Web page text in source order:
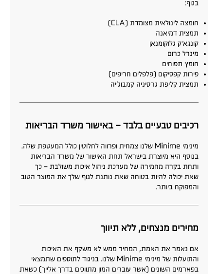
בגוף:
חומצה לינולאית מצומדת (CLA)
תמצית דמיאנה
קונגא’ק גלוקומנאן
מינרל כרום
חומץ תפוחים
פירות קפסיקום (פלפלים חריפים)
תמצית קליפת גרסיניה קמבוג'יה
רכיבים טבעיים בלבד – באישור משרד הבריאות
מינימי Minime שלנו צמחית ופרווה לחלוטין כולל המעטפת שלה.
בנוסף היא מיוצרת בישראל תחת האישור של משרד הבריאות
ותחת בקרה מחמירה של מערכת ניהול איכות משולבת – כך
שאת יכולה להיות בטוחה שאת נותנת לגוף שלך את המוצר הטוב
והמפוקח ביותר.
מחירים מנצחים, ללא תיווך
אם נאמר את האמת, המחיר ממש לא משקף את האיכות
והתועלות של מינימי Minime שלנו. בניגוד לתוספים שתמצאי
בפארמים השונים (אשר עוברים המון מתווכים בדרך אלייך) כשאת